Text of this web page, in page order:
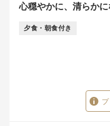
心穏やかに、清らか
夕食・朝食付き